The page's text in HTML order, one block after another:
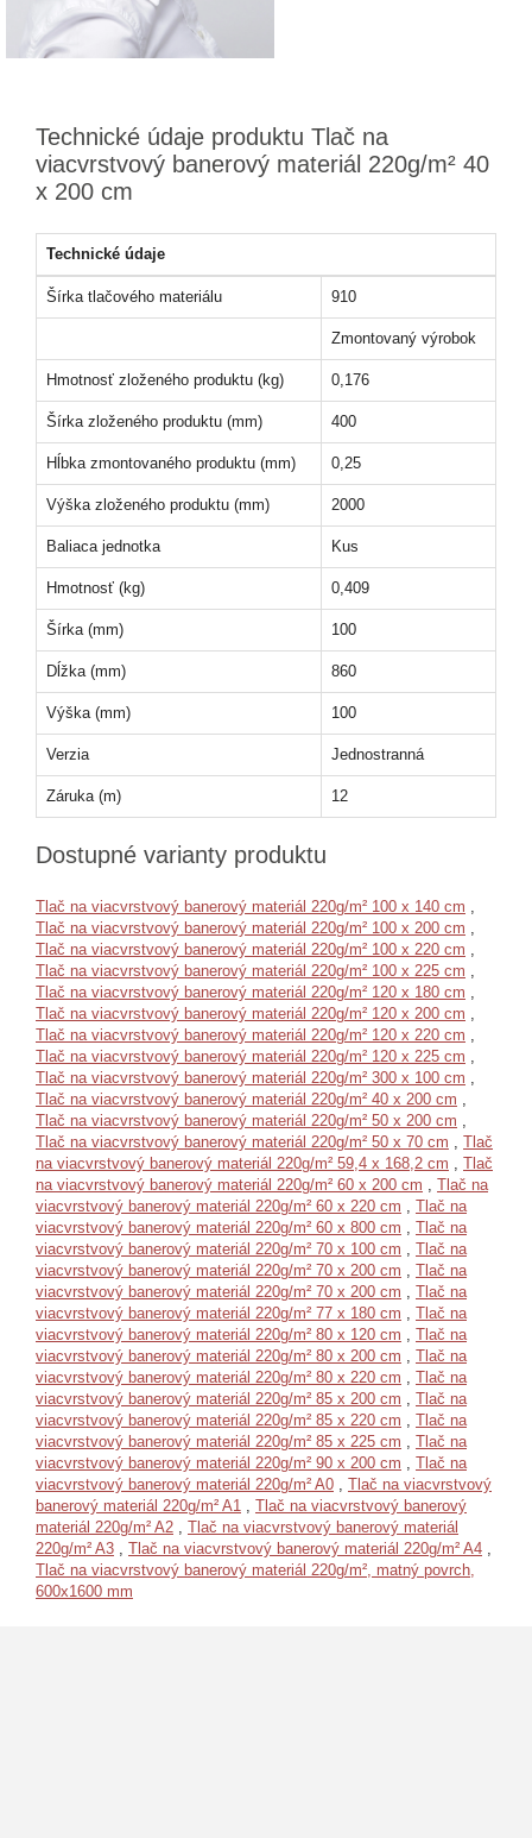
Technické údaje produktu Tlač na
viacvrstvový banerový materiál 220g/m² 40
x 200 cm
Technické údaje
Šírka tlačového materiálu 910
Zmontovaný výrobok
Hmotnosť zloženého produktu (kg) 0,176
Šírka zloženého produktu (mm) 400
Hĺbka zmontovaného produktu (mm) 0,25
Výška zloženého produktu (mm) 2000
Baliaca jednotka Kus
Hmotnosť (kg) 0,409
Šírka (mm) 100
Dĺžka (mm) 860
Výška (mm) 100
Verzia Jednostranná
Záruka (m) 12
Dostupné varianty produktu
Tlač na viacvrstvový banerový materiál 220g/m² 100 x 140 cm
Tlač na viacvrstvový banerový materiál 220g/m² 100 x 200 cm
Tlač na viacvrstvový banerový materiál 220g/m² 100 x 220 cm
Tlač na viacvrstvový banerový materiál 220g/m² 100 x 225 cm
Tlač na viacvrstvový banerový materiál 220g/m² 120 x 180 cm
Tlač na viacvrstvový banerový materiál 220g/m² 120 x 200 cm
Tlač na viacvrstvový banerový materiál 220g/m² 120 x 220 cm
Tlač na viacvrstvový banerový materiál 220g/m² 120 x 225 cm
Tlač na viacvrstvový banerový materiál 220g/m² 300 x 100 cm
Tlač na viacvrstvový banerový materiál 220g/m² 40 x 200 cm
Tlač na viacvrstvový banerový materiál 220g/m² 50 x 200 cm
Tlač na viacvrstvový banerový materiál 220g/m² 50 x 70 cm
Tlač
na viacvrstvový banerový materiál 220g/m² 59,4 x 168,2 cm
Tlač
na viacvrstvový banerový materiál 220g/m² 60 x 200 cm
Tlač na
viacvrstvový banerový materiál 220g/m² 60 x 220 cm
Tlač na
viacvrstvový banerový materiál 220g/m² 60 x 800 cm
Tlač na
viacvrstvový banerový materiál 220g/m² 70 x 100 cm
Tlač na
viacvrstvový banerový materiál 220g/m² 70 x 200 cm
Tlač na
viacvrstvový banerový materiál 220g/m² 70 x 200 cm
Tlač na
viacvrstvový banerový materiál 220g/m² 77 x 180 cm
Tlač na
viacvrstvový banerový materiál 220g/m² 80 x 120 cm
Tlač na
viacvrstvový banerový materiál 220g/m² 80 x 200 cm
Tlač na
viacvrstvový banerový materiál 220g/m² 80 x 220 cm
Tlač na
viacvrstvový banerový materiál 220g/m² 85 x 200 cm
Tlač na
viacvrstvový banerový materiál 220g/m² 85 x 220 cm
Tlač na
viacvrstvový banerový materiál 220g/m² 85 x 225 cm
Tlač na
viacvrstvový banerový materiál 220g/m² 90 x 200 cm
Tlač na
viacvrstvový banerový materiál 220g/m² A0
Tlač na viacvrstvový
banerový materiál 220g/m² A1
Tlač na viacvrstvový banerový
materiál 220g/m² A2
Tlač na viacvrstvový banerový materiál
220g/m² A3
Tlač na viacvrstvový banerový materiál 220g/m² A4
Tlač na viacvrstvový banerový materiál 220g/m², matný povrch,
600x1600 mm